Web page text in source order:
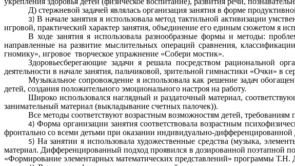
Д) стержневой задачей являлась организация занятия в форме
В начале занятия я использовала метод тактильной активизации
игровой, практический характер занятия, объединение его единым сюжетом я
В ходе занятия я использовала разнообразные формы и методы:
направленные на развитие мыслительных операций сравнения,
гномику», игровое творческое упражнение «Собери мостик».
Здоровьесберегающие задачи я решала посредством рациональной
деятельности в начале занятия, пальчиковой, зрительной гимнастики «Очки» в
Музыкальное сопровождение я использовала как решение задач
детей, создания положительного эмоционального настроя на работу.
Широко использовался наглядный и раздаточный материал,
занимательный материал (выкладывание счетных палочек)).
Все методы соответствуют возрастным возможностям детей, требованиям
Форма организации занятия соответствовала возрастным
фронтально со всеми детьми при оказании индивидуально-
На занятии я использовала художественные средства (музыка,
материал. Дифференцированный подход проявился в дозированной поэтапной
«Формирование элементарных математических представлений» программы Т.Н.